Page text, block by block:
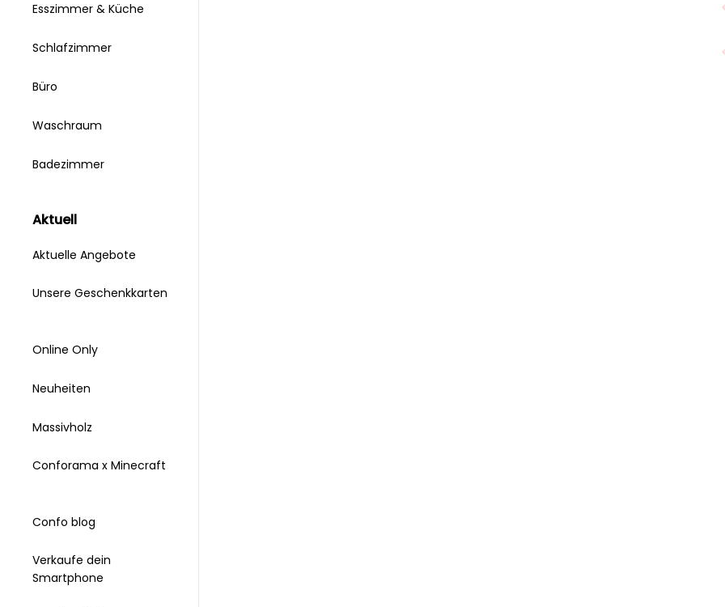
Esszimmer & Küche
Schlafzimmer
Büro
Waschraum
Badezimmer
aktuell
Aktuelle Angebote
Unsere Geschenkkarten
Online Only
Neuheiten
Massivholz
Conforama x Minecraft
Confo blog
Verkaufe dein
Smartphone